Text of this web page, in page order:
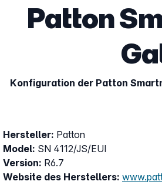
Patton
Konfiguration der Patton
Hersteller: Patton
Model: SN 4112/JS/EUI
Version: R6.7
Website des Herstellers: